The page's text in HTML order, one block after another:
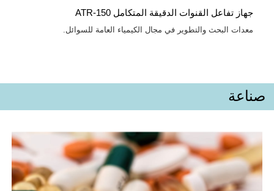
جهاز تفاعل القنوات الدقيقة المتكامل ATR-150
معدات البحث والتطوير في مجال الكيمياء العامة للسوائل.
صناعة